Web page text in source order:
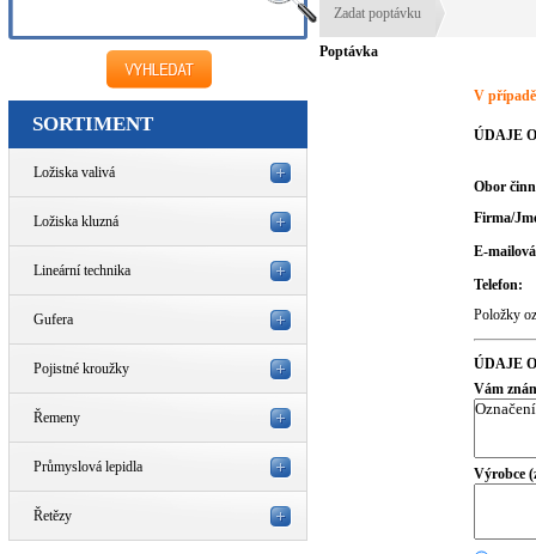
SORTIMENT
Ložiska valivá
Ložiska kluzná
Lineární technika
Gufera
Pojistné kroužky
Řemeny
Průmyslová lepidla
Řetězy
Zadat poptávku
Poptávka
V
ÚDAJE
Obor
Firma/
E-
Telefon:
Položky
ÚDAJE
Vám
Výrobce